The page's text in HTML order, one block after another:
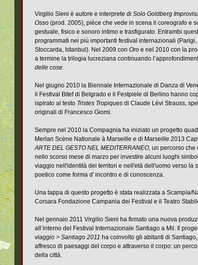
Virgilio Sieni è autore e interprete di Solo Goldberg
Osso (prod. 2005), pièce che vede in scena il coreografo e
gestuale, fisico e sonoro intimo e trasfigurato. Entrambi
programmati nei più importanti festival internazionali
Stoccarda, Istanbul). Nel 2009 con Oro e nel 2010 con la
a termine la trilogia lucreziana continuando
delle cose.
Nel giugno 2010 la Biennale Internazionale di Danza di
il Festival Bitef di Belgrado e il Festpiele di Berlino hanno
ispirato al testo Tristes Tropiques di Claude Lèvi Strauss,
originali di Francesco Giomi.
Sempre nel 2010 la Compagnia ha iniziato un progetto
Merlan Scène Nationale à Marseille e di Marseille 2013
ARTE DEL GESTO NEL MEDITERRANEO, un percorso che
nello scorso mese di marzo per investire alcuni luoghi
viaggio nell'identità dei territori e nell'età dell'uomo verso la
poetico come forma d' incontro e di conoscenza.
Una tappa di questo progetto è stata realizzata a Scampìa/
Corsara Fondazione Campania dei Festival e il Teatro
Nel gennaio 2011 Virgilio Sieni ha firmato una nuova
all’interno del Festival Internazionale Santiago a Mil. Il
viaggio > Santiago 2011 ha coinvolto gli abitanti di
affresco di paesaggi del corpo e attraverso il corpo: un
della città.